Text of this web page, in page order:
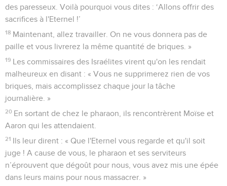
des paresseux. Voilà pourquoi vous dites : ‘Allons offrir des
sacrifices à l'Eternel !’
18 Maintenant, allez travailler. On ne vous donnera pas de
paille et vous livrerez la même quantité de briques. »
19 Les commissaires des Israélites virent qu'on les rendait
malheureux en disant : « Vous ne supprimerez rien de vos
briques, mais accomplissez chaque jour la tâche
journalière. »
20 En sortant de chez le pharaon, ils rencontrèrent Moïse et
Aaron qui les attendaient.
21 Ils leur dirent : « Que l'Eternel vous regarde et qu'il soit
juge ! A cause de vous, le pharaon et ses serviteurs
n’éprouvent que dégoût pour nous, vous avez mis une épée
dans leurs mains pour nous massacrer. »